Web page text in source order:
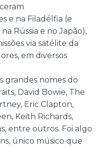
e na Filadélfia (e
Rússia e no Japão),
via satélite da
em diversos
grandes nomes do
David Bowie, The
Eric Clapton,
Keith Richards,
entre outros. Foi algo
único músico que